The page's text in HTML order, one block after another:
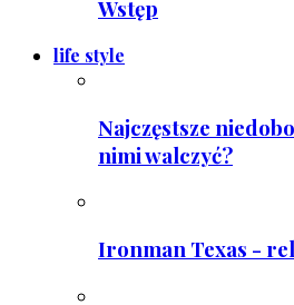
Wstęp
life style
Najczęstsze
nimi walczyć?
Ironman Texas -